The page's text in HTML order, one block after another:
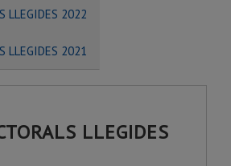
LLEGIDES 2022
LLEGIDES 2021
LLEGIDES